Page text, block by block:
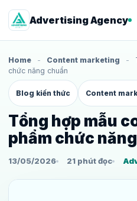
Advertising Agency
Home - Content marketing -
chức năng chuẩn
Blog kiến thức Content
Tổng hợp mẫu
phẩm chức
13/05/2026 21 phút đọc